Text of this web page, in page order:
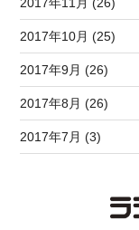
2017年10月 (25)
2017年9月 (26)
2017年8月 (26)
2017年7月 (3)